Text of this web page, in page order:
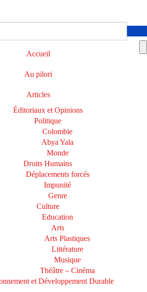
Accueil
Au pilori
Articles
Éditoriaux et Opinions
Politique
Colombie
Abya Yala
Monde
Droits Humains
Déplacements forcés
Impunité
Genre
Culture
Education
Arts
Arts Plastiques
Littérature
Musique
Théâtre – Cinéma
et Développement Durable